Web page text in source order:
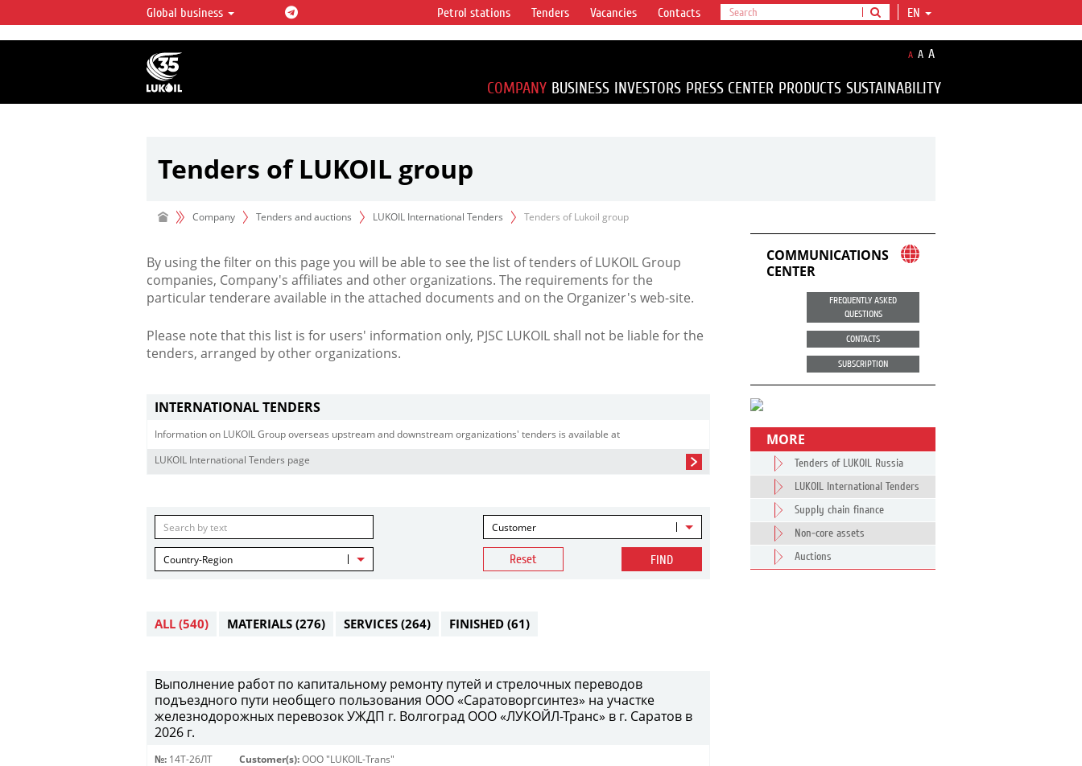
LUKOIL OVERVIEW
LUKOIL is one of the largest oil & gas vertical
integrated companies in the world accounting for
over 2% of crude production and circa 1% of proved
hydrocarbon reserves globally.
Global business EN
Petrol stations Tenders Vacancies Contacts
A A A
COMPANY BUSINESS INVESTORS PRESS CENTER PRODUCTS SUSTAINABILITY
Tenders of LUKOIL group
Company Tenders and auctions LUKOIL International Tenders Tenders of Lukoil group
By using the filter on this page you will be able to see the list of tenders of LUKOIL Group
companies, Company's affiliates and other organizations. The requirements for the
particular tenderare available in the attached documents and on the Organizer's web-site.
Please note that this list is for users' information only, PJSC LUKOIL shall not be liable for the
tenders, arranged by other organizations.
INTERNATIONAL TENDERS
Information on LUKOIL Group overseas upstream and downstream organizations' tenders is available at
LUKOIL International Tenders page
Customer
Country-Region Reset FIND
ALL (540) MATERIALS (276) SERVICES (264) FINISHED (61)
Выполнение работ по капитальному ремонту путей и стрелочных переводов
подъездного пути необщего пользования ООО «Саратоворгсинтез» на участке
железнодорожных перевозок УЖДП г. Волгоград ООО «ЛУКОЙЛ-Транс» в г. Саратов в
2026 г.
№: 14Т-26ЛТ Customer(s): OOO "LUKOIL-Trans"
COMMUNICATIONS
CENTER
FREQUENTLY ASKED
QUESTIONS
CONTACTS
SUBSCRIPTION
MORE
Tenders of LUKOIL Russia
LUKOIL International Tenders
Supply chain finance
Non-core assets
Auctions